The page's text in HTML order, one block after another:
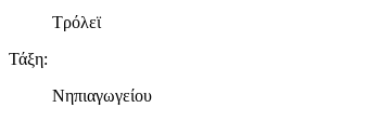
Τρόλεϊ
Τάξη:
Νηπιαγωγείου